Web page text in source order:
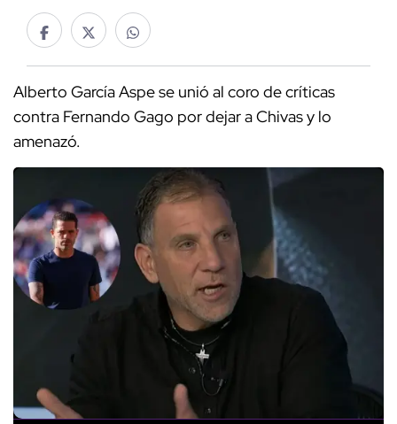
Alberto García Aspe se unió al coro de críticas
contra Fernando Gago por dejar a Chivas y lo
amenazó.